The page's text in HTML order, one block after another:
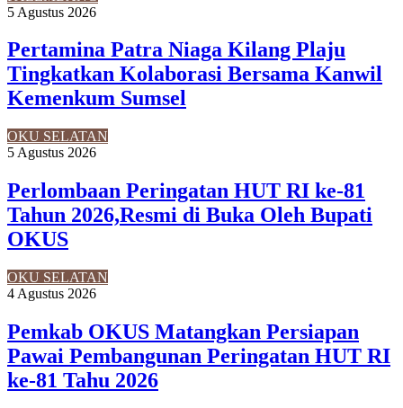
5 Agustus 2026
Pertamina Patra Niaga Kilang Plaju
Tingkatkan Kolaborasi Bersama Kanwil
Kemenkum Sumsel
OKU SELATAN
5 Agustus 2026
Perlombaan Peringatan HUT RI ke-81
Tahun 2026,Resmi di Buka Oleh Bupati
OKUS
OKU SELATAN
4 Agustus 2026
Pemkab OKUS Matangkan Persiapan
Pawai Pembangunan Peringatan HUT RI
ke-81 Tahu 2026